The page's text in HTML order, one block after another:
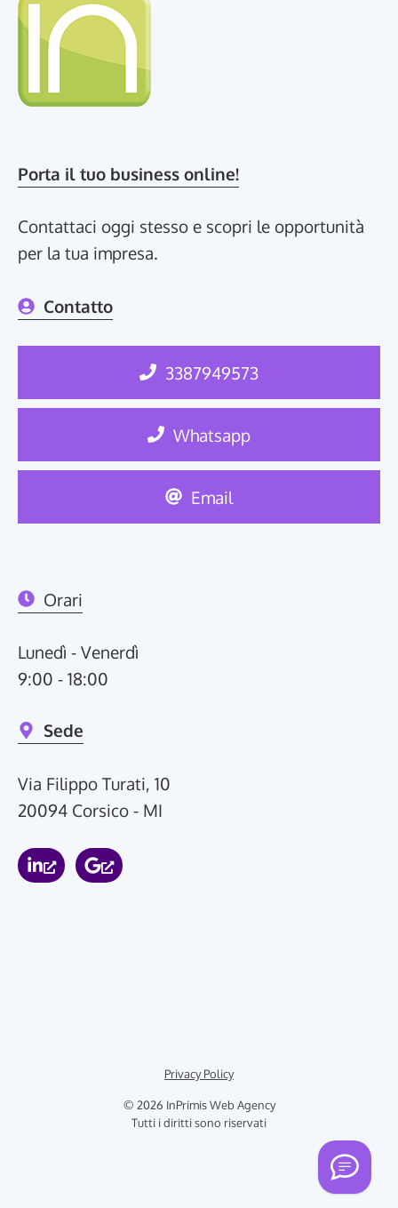
Porta il tuo business online!
Contattaci oggi stesso e scopri le opportunità
per la tua impresa.
Contatto
3387949573
Whatsapp
Email
Orari
Lunedì - Venerdì
9:00 - 18:00
Sede
Via Filippo Turati, 10
20094 Corsico - MI
Privacy Policy
© 2026 InPrimis Web Agency
Tutti i diritti sono riservati